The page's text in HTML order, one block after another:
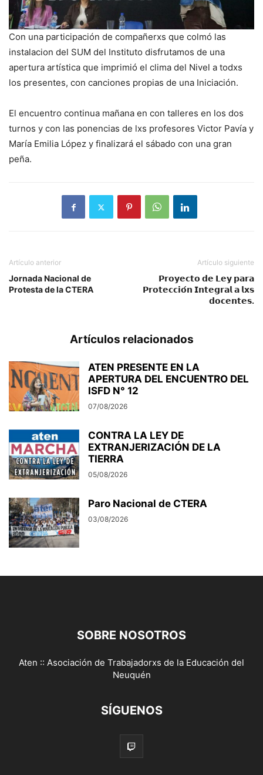
Con una participación de compañerxs que colmó las
instalacion del SUM del Instituto disfrutamos de una
apertura artística que imprimió el clima del Nivel a todxs
los presentes, con canciones propias de una Iniciación.
El encuentro continua mañana en con talleres en los dos
turnos y con las ponencias de lxs profesores Victor Pavía y
María Emilia López y finalizará el sábado con una gran
peña.
Artículo anterior
Jornada Nacional de
Protesta de la CTERA
Artículo siguiente
𝗣𝗿𝗼𝘆𝗲𝗰𝘁𝗼 𝗱𝗲 𝗟𝗲𝘆 𝗽𝗮𝗿𝗮
𝗣𝗿𝗼𝘁𝗲𝗰𝗰𝗶𝗼́𝗻 𝗜𝗻𝘁𝗲𝗴𝗿𝗮𝗹 𝗮 𝗹𝘅𝘀
𝗱𝗼𝗰𝗲𝗻𝘁𝗲𝘀.
Artículos relacionados
ATEN PRESENTE EN LA
APERTURA DEL ENCUENTRO DEL
ISFD N° 12
07/08/2026
CONTRA LA LEY DE
EXTRANJERIZACIÓN DE LA
TIERRA
05/08/2026
Paro Nacional de CTERA
03/08/2026
SOBRE NOSOTROS
Aten :: Asociación de Trabajadorxs de la Educación del
Neuquén
SÍGUENOS